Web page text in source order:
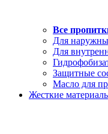
Все
Для
Для
Защитные
Масло для
Жесткие